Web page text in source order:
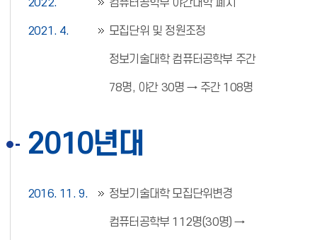
2022. 컴퓨터공학부 야간대학 폐지
2021. 4. 모집단위 및 정원조정
정보기술대학 컴퓨터공학부 주간
78명, 야간 30명 → 주간 108명
2010년대
2016. 11. 9. 정보기술대학 모집단위변경
컴퓨터공학부 112명(30명) →